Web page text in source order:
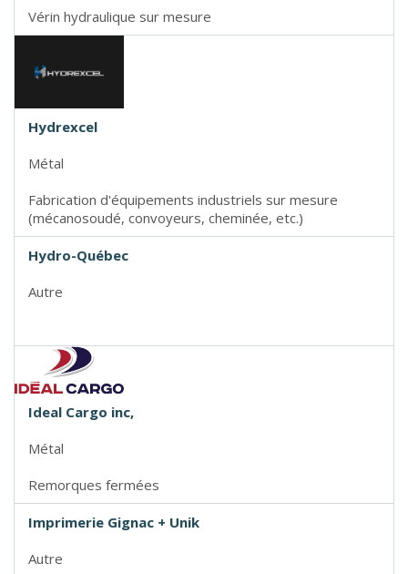
Vérin hydraulique sur mesure
Hydrexcel
Métal
Fabrication d'équipements industriels sur mesure
(mécanosoudé, convoyeurs, cheminée, etc.)
Hydro-Québec
Autre
Ideal Cargo inc,
Métal
Remorques fermées
Imprimerie Gignac + Unik
Autre